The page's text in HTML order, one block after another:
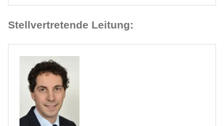
Stellvertretende Leitung: